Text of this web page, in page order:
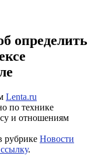
определить
Lenta.ru
по технике
и отношениям
рубрике Новости
.